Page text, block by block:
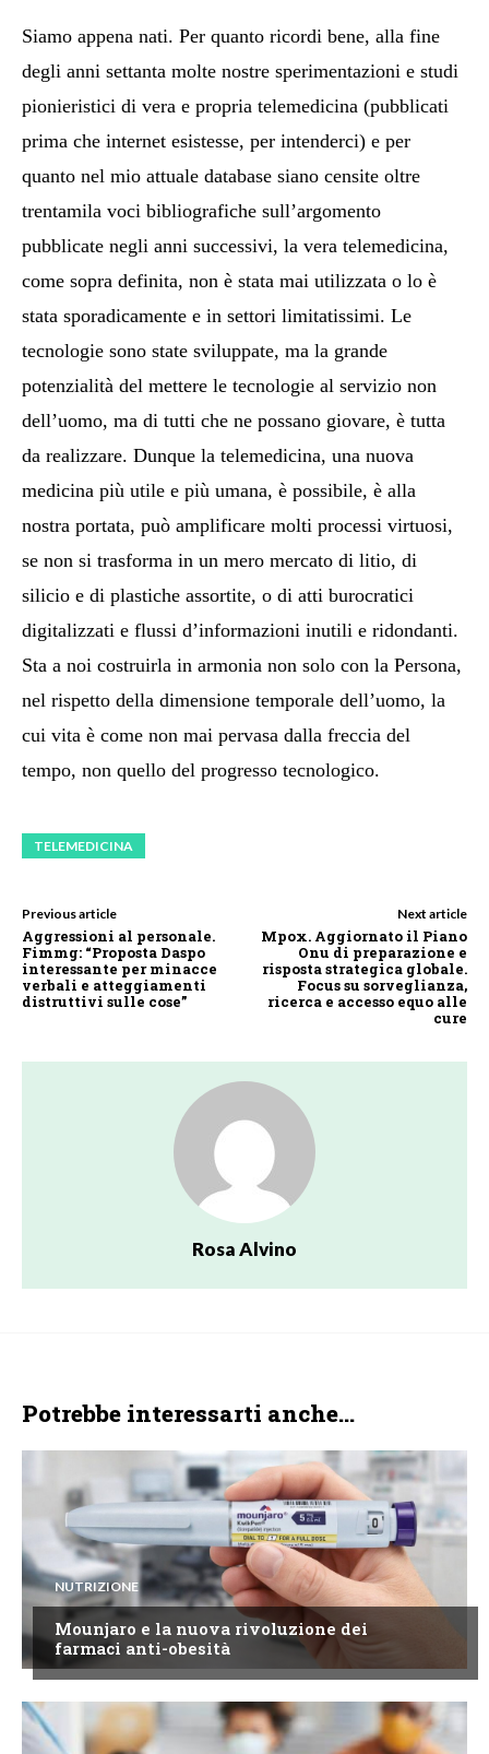
Siamo appena nati. Per quanto ricordi bene, alla fine
degli anni settanta molte nostre sperimentazioni e studi
pionieristici di vera e propria telemedicina (pubblicati
prima che internet esistesse, per intenderci) e per
quanto nel mio attuale database siano censite oltre
trentamila voci bibliografiche sull’argomento
pubblicate negli anni successivi, la vera telemedicina,
come sopra definita, non è stata mai utilizzata o lo è
stata sporadicamente e in settori limitatissimi. Le
tecnologie sono state sviluppate, ma la grande
potenzialità del mettere le tecnologie al servizio non
dell’uomo, ma di tutti che ne possano giovare, è tutta
da realizzare. Dunque la telemedicina, una nuova
medicina più utile e più umana, è possibile, è alla
nostra portata, può amplificare molti processi virtuosi,
se non si trasforma in un mero mercato di litio, di
silicio e di plastiche assortite, o di atti burocratici
digitalizzati e flussi d’informazioni inutili e ridondanti.
Sta a noi costruirla in armonia non solo con la Persona,
nel rispetto della dimensione temporale dell’uomo, la
cui vita è come non mai pervasa dalla freccia del
tempo, non quello del progresso tecnologico.
TELEMEDICINA
Previous article
Aggressioni al personale.
Fimmg: “Proposta Daspo
interessante per minacce
verbali e atteggiamenti
distruttivi sulle cose”
Next article
Mpox. Aggiornato il Piano
Onu di preparazione e
risposta strategica globale.
Focus su sorveglianza,
ricerca e accesso equo alle
cure
Rosa Alvino
Potrebbe interessarti anche...
NUTRIZIONE
Mounjaro e la nuova rivoluzione dei
farmaci anti-obesità